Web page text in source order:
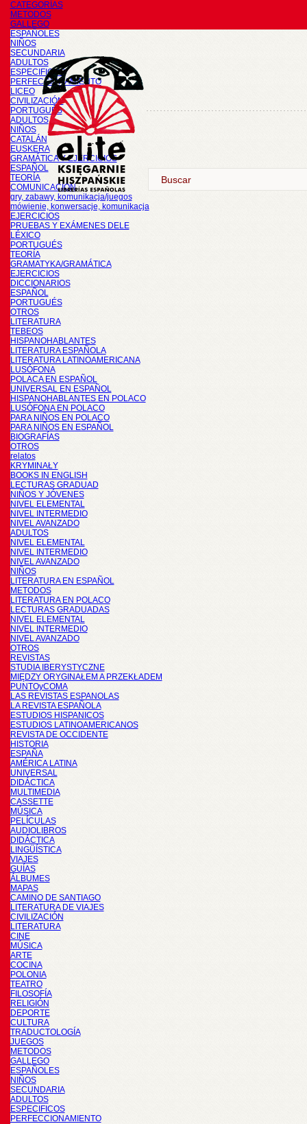
CATEGORÍAS
METODOS
GALLEGO
ESPAÑOLES
NIÑOS
SECUNDARIA
ADULTOS
ESPECIFICOS
PERFECCIONAMIENTO
LICEO
CIVILIZACIÓN
PORTUGUÉS
ADULTOS
NIÑOS
CATALÁN
EUSKERA
GRAMÁTICA Y EJERCICIOS
ESPAÑOL
TEORÍA
COMUNICACIÓN
gry, zabawy, komunikacja/juegos
mówienie, konwersacje, komunikacja
EJERCICIOS
PRUEBAS Y EXÁMENES DELE
LÉXICO
PORTUGUÉS
TEORÍA
GRAMATYKA/GRAMÁTICA
EJERCICIOS
DICCIONARIOS
ESPAÑOL
PORTUGUÉS
OTROS
LITERATURA
TEBEOS
HISPANOHABLANTES
LITERATURA ESPAÑOLA
LITERATURA LATINOAMERICANA
LUSÓFONA
POLACA EN ESPAÑOL
UNIVERSAL EN ESPAÑOL
HISPANOHABLANTES EN POLACO
LUSÓFONA EN POLACO
PARA NIÑOS EN POLACO
PARA NIÑOS EN ESPAÑOL
BIOGRAFÍAS
OTROS
relatos
KRYMINAŁY
BOOKS IN ENGLISH
LECTURAS GRADUAD
NIÑOS Y JÓVENES
NIVEL ELEMENTAL
NIVEL INTERMEDIO
NIVEL AVANZADO
ADULTOS
NIVEL ELEMENTAL
NIVEL INTERMEDIO
NIVEL AVANZADO
NIÑOS
LITERATURA EN ESPAÑOL
METODOS
LITERATURA EN POLACO
LECTURAS GRADUADAS
NIVEL ELEMENTAL
NIVEL INTERMEDIO
NIVEL AVANZADO
OTROS
REVISTAS
STUDIA IBERYSTYCZNE
MIĘDZY ORYGINAŁEM A PRZEKŁADEM
PUNTOyCOMA
LAS REVISTAS ESPANOLAS
LA REVISTA ESPAÑOLA
ESTUDIOS HISPANICOS
ESTUDIOS LATINOAMERICANOS
REVISTA DE OCCIDENTE
HISTORIA
ESPAÑA
AMÉRICA LATINA
UNIVERSAL
DIDÁCTICA
MULTIMEDIA
CASSETTE
MÚSICA
PELÍCULAS
AUDIOLIBROS
DIDÁCTICA
LINGÜÍSTICA
VIAJES
GUÍAS
ÁLBUMES
MAPAS
CAMINO DE SANTIAGO
LITERATURA DE VIAJES
CIVILIZACIÓN
LITERATURA
CINE
MÚSICA
ARTE
COCINA
POLONIA
TEATRO
FILOSOFÍA
RELIGIÓN
DEPORTE
CULTURA
TRADUCTOLOGÍA
JUEGOS
METODOS
GALLEGO
ESPAÑOLES
NIÑOS
SECUNDARIA
ADULTOS
ESPECIFICOS
PERFECCIONAMIENTO